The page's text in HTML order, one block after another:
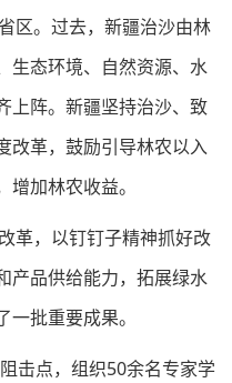
区。过去，新疆治沙由林
生态环境、自然资源、水
上阵。新疆坚持治沙、致
改革，鼓励引导林农以入
加林农收益。
革，以钉钉子精神抓好改
产品供给能力，拓展绿水
批重要成果。
击点，组织50余名专家学